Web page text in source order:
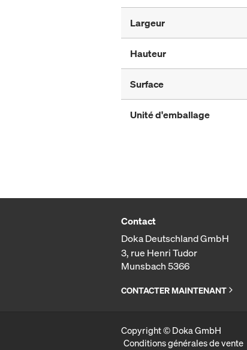
Largeur
Hauteur
Surface
Unité d'emballage
Contact
Doka Deutschland GmbH
3, rue Henri Tudor
Munsbach 5366
CONTACTER MAINTENANT
Copyright © Doka GmbH
Conditions générales de vente